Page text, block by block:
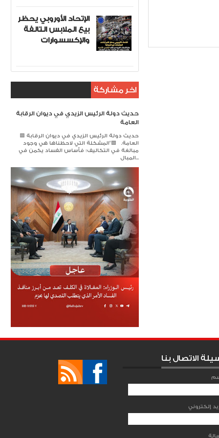
الإتحاد الأوروبي يحظر
بيع الملابس التالفة
والإكسسوارات
اخر مشاركة
حديث دولة الرئيس الزيدي في ديوان الرقابة
العامة
🟥 حديث دولة الرئيس الزيدي في ديوان الرقابة
العامة. 🟥​"المشكلة التي لاحظناها هي وجود
مبالغة في التكاليف؛ فأساس الفساد يكمن في
المبال...
الاتصال بنا